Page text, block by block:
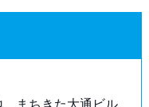
まちきた大通ビル